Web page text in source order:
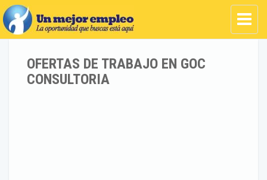
OFERTAS DE TRABAJO EN GOC
CONSULTORIA